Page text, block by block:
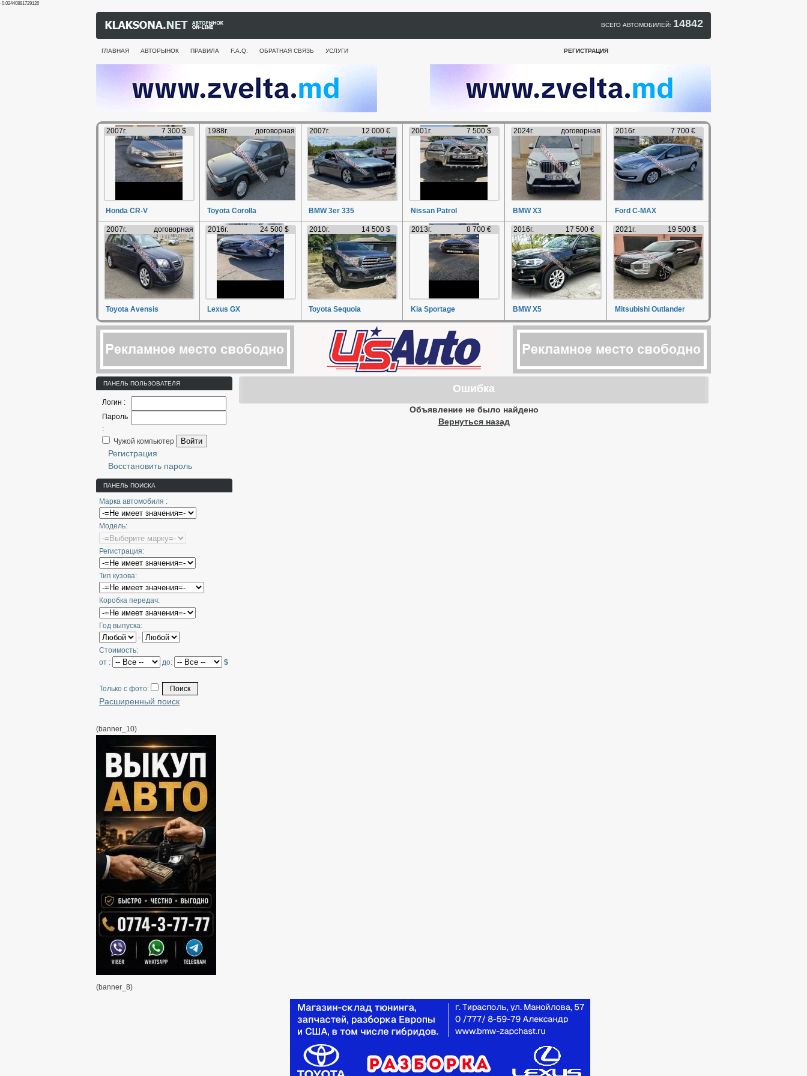
-0.02440881729126
ВСЕГО АВТОМОБИЛЕЙ: 14842
ГЛАВНАЯ АВТОРЫНОК ПРАВИЛА F.A.Q. ОБРАТНАЯ СВЯЗЬ УСЛУГИ РЕГИСТРАЦИЯ
2007г. 7 300 $
Honda CR-V
1988г. договорная
Toyota Corolla
2007г. 12 000 €
BMW 3er 335
2001г. 7 500 $
Nissan Patrol
2024г. договорная
BMW X3
2016г. 7 700 €
Ford C-MAX
2007г. договорная
Toyota Avensis
2016г. 24 500 $
Lexus GX
2010г. 14 500 $
Toyota Sequoia
2013г. 8 700 €
Kia Sportage
2016г. 17 500 €
BMW X5
2021г. 19 500 $
Mitsubishi Outlander
ПАНЕЛЬ ПОЛЬЗОВАТЕЛЯ
Логин :
Пароль
:
Чужой компьютер
Войти
Регистрация
Восстановить пароль
ПАНЕЛЬ ПОИСКА
Марка автомобиля :
Модель:
Регистрация:
Тип кузова:
Коробка передач:
Год выпуска:
-
Стоимость:
от :
до: $
Только с фото:
Расширенный поиск
(banner_10)
(banner_8)
Ошибка
Объявление не было найдено
Вернуться назад